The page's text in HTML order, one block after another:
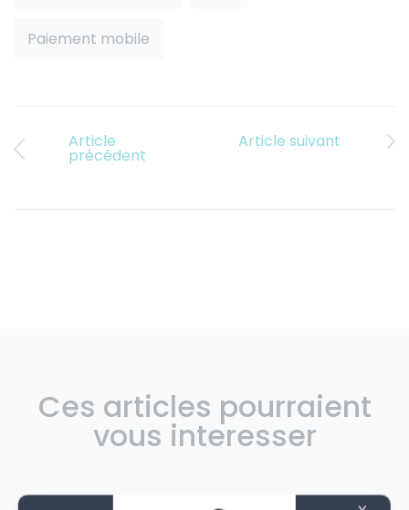
Paiement mobile
Article
précédent
Article suivant
Ces articles pourraient
vous interesser